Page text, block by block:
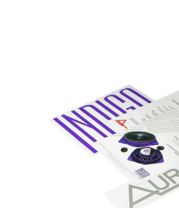
Прочная корзина из ABS-пластика
Бумажный диффузор с покрытием
Бутилкаучуковый подвес
Высокотемпературная 1″ (25.4mm)
Разъемы: Plug & Play (подключение к
3/4″ (20мм) купольный шелковый